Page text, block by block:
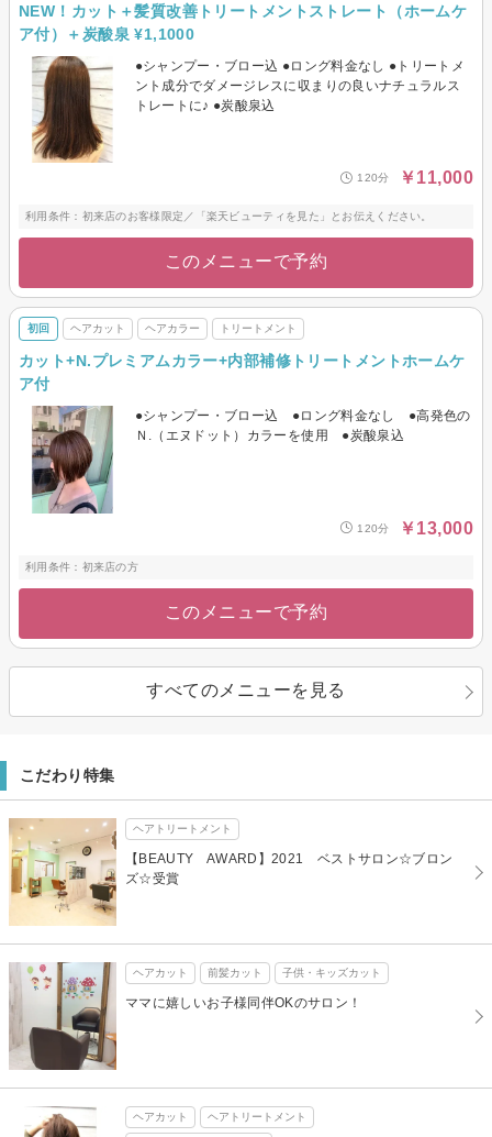
NEW！カット＋髪質改善トリートメントストレート（ホームケ
ア付）＋炭酸泉 ¥1,1000
●シャンプー・ブロー込 ●ロング料金なし ●トリートメ
ント成分でダメージレスに収まりの良いナチュラルス
トレートに♪ ●炭酸泉込
120分 ￥11,000
利用条件：初来店のお客様限定／「楽天ビューティを見た」とお伝えください。
このメニューで予約
初回 ヘアカット ヘアカラー トリートメント
カット+N.プレミアムカラー+内部補修トリートメントホームケ
ア付
●シャンプー・ブロー込 ●ロング料金なし ●高発色の
Ｎ.（エヌドット）カラーを使用 ●炭酸泉込
120分 ￥13,000
利用条件：初来店の方
このメニューで予約
すべてのメニューを見る
こだわり特集
ヘアトリートメント
【BEAUTY AWARD】2021 ベストサロン☆ブロン
ズ☆受賞
ヘアカット 前髪カット 子供・キッズカット
ママに嬉しいお子様同伴OKのサロン！
ヘアカット ヘアトリートメント